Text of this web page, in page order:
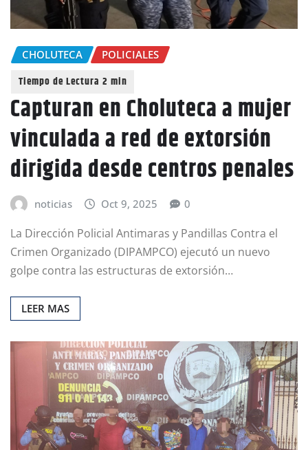
CHOLUTECA POLICIALES
Capturan en Choluteca a mujer
vinculada a red de extorsión
dirigida desde centros penales
noticias Oct 9, 2025 0
La Dirección Policial Antimaras y Pandillas Contra el
Crimen Organizado (DIPAMPCO) ejecutó un nuevo
golpe contra las estructuras de extorsión…
LEER MAS